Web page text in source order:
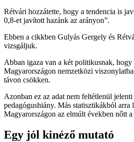
Rétvári hozzátette, hogy a tendencia is
0,8-et javított hazánk az arányon”.
Ebben a cikkben Gulyás Gergely és
vizsgáljuk.
Abban igaza van a két politikusnak, hogy
Magyarországon nemzetközi
távon csökken.
Azonban ez az adat nem feltétlenül
pedagógushiány. Más statisztikákból
Magyarországon az elmúlt években nőtt a
Egy jól kinéző mutató